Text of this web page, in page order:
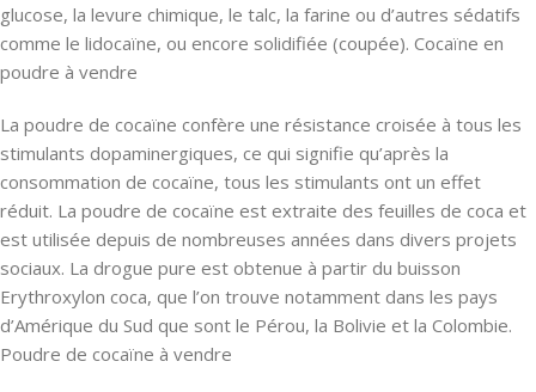
glucose, la levure chimique, le talc, la farine ou d’autres sédatifs
comme le lidocaïne, ou encore solidifiée (coupée). Cocaïne en
poudre à vendre
La poudre de cocaïne confère une résistance croisée à tous les
stimulants dopaminergiques, ce qui signifie qu’après la
consommation de cocaïne, tous les stimulants ont un effet
réduit. La poudre de cocaïne est extraite des feuilles de coca et
est utilisée depuis de nombreuses années dans divers projets
sociaux. La drogue pure est obtenue à partir du buisson
Erythroxylon coca, que l’on trouve notamment dans les pays
d’Amérique du Sud que sont le Pérou, la Bolivie et la Colombie.
Poudre de cocaïne à vendre